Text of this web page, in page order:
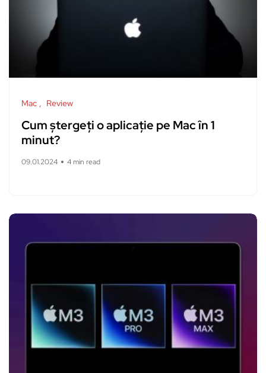
Mac Review
Cum ștergeți o aplicație pe Mac în 1
minut?
09.01.2024 4 min read